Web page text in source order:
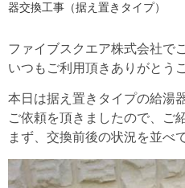
器交換工事（据え置きタイプ）
ファイブスクエア株式会社で
いつもご利用頂きありがとう
本日は据え置きタイプの給湯
ご依頼を頂きましたので、ご
まず、交換前後の状況を並べ